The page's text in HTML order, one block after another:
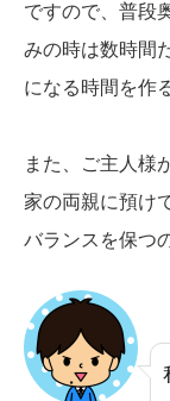
ですので、普段
みの時は数時間
になる時間を作
また、ご主人様
家の両親に預け
バランスを保つ